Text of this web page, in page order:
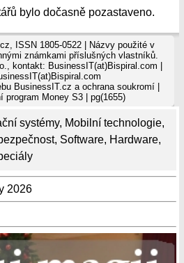
systémy, Mobilní technologie,
, Software, Hardware,
2026
bylo dočasně pozastaveno.
ISSN 1805-0522 | Názvy použité v
známkami příslušných vlastníků.
kontakt: BusinessIT(at)Bispiral.com |
BusinessIT.cz a ochrana soukromí|
program Money S3 | pg(1655)